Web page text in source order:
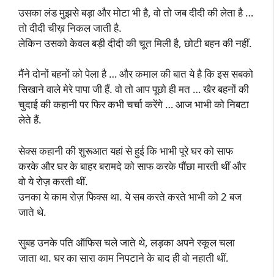
उसका लंड मुझसे बड़ा और मोटा भी है, वो तो जब दीदी की लेता है …
तो दीदी चीख़ निकल जाती है.
लेकिन उसको केवल बड़ी दीदी की चूत मिली है, छोटी बहन की नहीं.
मैंने दोनों बहनों को पेला है … और कमाल की बात ये है कि इस सबको
सिखाने वाले मेरे पापा जी हैं. वो तो आप पूछो ही मत … खैर बहनों की
चुदाई की कहानी पर फिर कभी चर्चा करेंगे … आज भाभी को निबटा
लेते हैं.
सेक्स कहानी की शुरूआत यहां से हुई कि भाभी पूरे घर को साफ
करके और घर के बाहर बरामदे को साफ करके पौंछा मारती थीं और
वो ये रोज़ करती थीं.
उनका ये काम रोज़ फिक्स था. ये सब करते करते भाभी को 2 बज
जाते थे.
सुबह उनके पति ऑफिस चले जाते थे, लड़का अपने स्कूल चला
जाता था. घर का सारा काम निपटाने के बाद ही वो नहाती थीं.